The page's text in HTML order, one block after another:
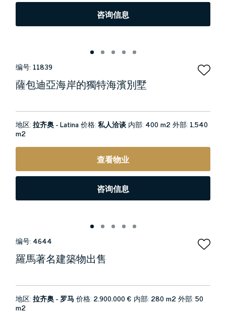
咨询信息
编号: 11839
薩包迪亞海岸的獨特海濱別墅
地区:拉齐奥 - Latina价格:私人洽谈 内部: 400 m2外部: 1,540
m2
查看物业
咨询信息
编号: 4644
羅馬著名建築物出售
地区:拉齐奥 - 罗马 价格: 2.900.000 € 内部: 280 m2外部:50
m2